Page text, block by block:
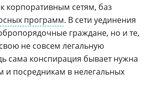
корпоративным сетям, баз
программ. В сети уединения
граждане, но и те,
не совсем легальную
сама конспирация бывает нужна
и посредникам в нелегальных